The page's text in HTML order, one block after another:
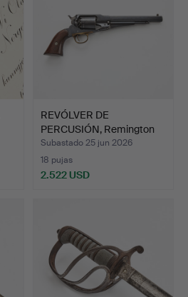
REVÓLVER DE
PERCUSIÓN, Remington
New model…
Subastado 25 jun 2026
18 pujas
2.522 USD